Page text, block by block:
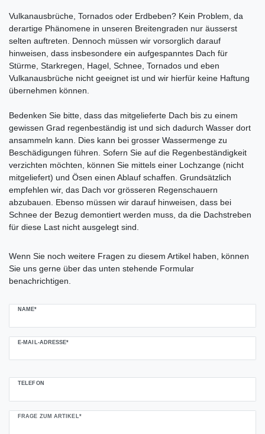
Vulkanausbrüche, Tornados oder Erdbeben? Kein Problem, da
derartige Phänomene in unseren Breitengraden nur äusserst
selten auftreten. Dennoch müssen wir vorsorglich darauf
hinweisen, dass insbesondere ein aufgespanntes Dach für
Stürme, Starkregen, Hagel, Schnee, Tornados und eben
Vulkanausbrüche nicht geeignet ist und wir hierfür keine Haftung
übernehmen können.
Bedenken Sie bitte, dass das mitgelieferte Dach bis zu einem
gewissen Grad regenbeständig ist und sich dadurch Wasser dort
ansammeln kann. Dies kann bei grosser Wassermenge zu
Beschädigungen führen. Sofern Sie auf die Regenbeständigkeit
verzichten möchten, können Sie mittels einer Lochzange (nicht
mitgeliefert) und Ösen einen Ablauf schaffen. Grundsätzlich
empfehlen wir, das Dach vor grösseren Regenschauern
abzubauen. Ebenso müssen wir darauf hinweisen, dass bei
Schnee der Bezug demontiert werden muss, da die Dachstreben
für diese Last nicht ausgelegt sind.
Wenn Sie noch weitere Fragen zu diesem Artikel haben, können
Sie uns gerne über das unten stehende Formular
benachrichtigen.
NAME*
E-MAIL-ADRESSE*
TELEFON
FRAGE ZUM ARTIKEL*